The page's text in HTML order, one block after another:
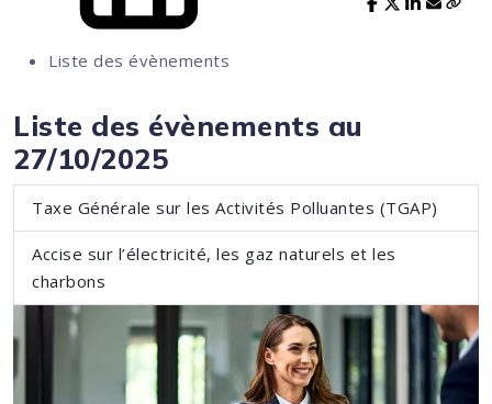
Liste des évènements
Liste des évènements au
27/10/2025
Taxe Générale sur les Activités Polluantes (TGAP)
Accise sur l’électricité, les gaz naturels et les
charbons